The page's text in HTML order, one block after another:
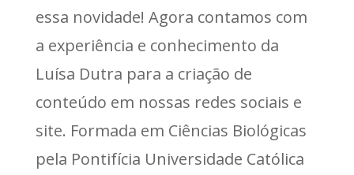
essa novidade! Agora contamos com
a experiência e conhecimento da
Luísa Dutra para a criação de
conteúdo em nossas redes sociais e
site. Formada em Ciências Biológicas
pela Pontifícia Universidade Católica